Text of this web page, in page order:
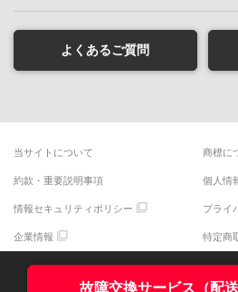
故障交換サービス（配
よくあるご質問
当サイトについて 商標に
約款・重要説明事項 個人情
情報セキュリティポリシー プライ
企業情報 特定商
古物営業法に基づく表示